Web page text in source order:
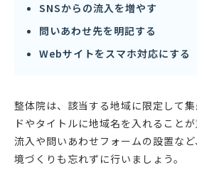
SNSからの流入を増やす
問いあわせ先を明記する
Webサイトをスマホ対応にする
整体院は、該当する地域に限定して
ドやタイトルに地域名を入れること
流入や問いあわせフォームの設置な
境づくりも忘れずに行いましょう。